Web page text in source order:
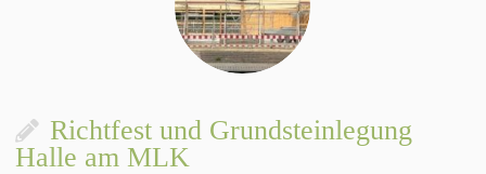
Richtfest und Grundsteinlegung
Halle am MLK